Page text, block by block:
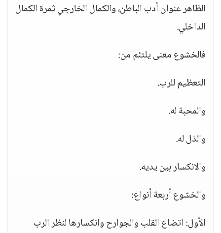
الظاهر عنوان أدب الباطن، والكمال الخارجي ثمرة الكمال
الداخلي.
فالخشوع معنى يلتئم من:
التعظيم للرب.
والمحبة له.
والذل له.
والانكسار بين يديه.
والخشوع أربعة أنواع:
الأول: اتضاع القلب والجوارح وانكسارها لنظر الرب